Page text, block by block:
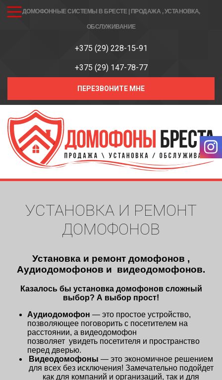
ДОМОФОННЫЕ СИСТЕМЫ В БРЕСТЕ | ПРОДАЖА , УСТАНОВКА,
ОБСЛУЖИВАНИЕ
+375 (29) 228-15-91
+375 (29) 147-78-77
ПЕРЕЗВОНИТЕ МНЕ
УСТАНОВКА И РЕМОНТ
ДОМОФОНОВ
Установка и ремонт домофонов ,
Аудиодомофонов и видеодомофонов.
Казалось бы установка домофонов сложный
выбор? А выбор прост!
Аудиодомофон — это простое устройство,
позволяющее поговорить с посетителем на
расстоянии, а видеодомофон
позволяет увидеть посетителя и пространство
перед дверью.
Видеодомофоны — это экономичное решением
для всех без исключения! Замечательно подойдет
как для компаний и организаций, так и для